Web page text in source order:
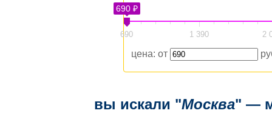
690 ₽
690 1 390 2
цена: от
вы искали "Москва" —